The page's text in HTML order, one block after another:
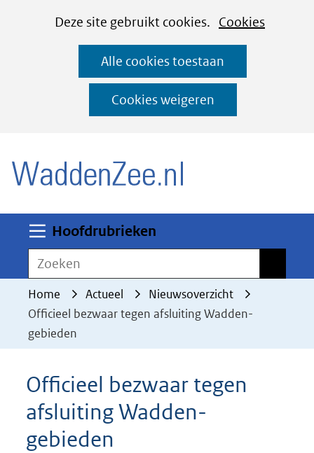
CookiesDeze site gebruikt cookies. Cookies
deze
worden
toegestaan
geweigerd.
Alle cookies toestaan
Cookies weigeren
Ga
naar
de
inhoud
Hoofdrubrieken
Zoeken
Home Actueel
Nieuwsoverzicht
Officieel bezwaar tegen afsluiting Wadden-
gebieden
Officieel bezwaar tegen
afsluiting Wadden-
gebieden